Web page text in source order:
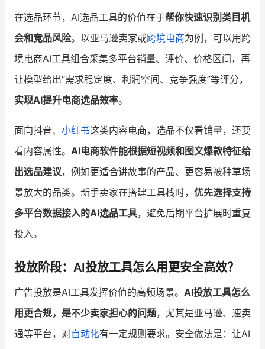
在选品环节，AI选品工具的价值在于帮你快速识别类目机
会和竞品风险。以亚马逊卖家或跨境电商为例，可以用跨
境电商AI工具组合采集多平台销量、评价、价格区间，再
让模型给出“需求稳定度、利润空间、竞争强度”等评分，
实现AI提升电商选品效率。
面向抖音、 小红书这类内容电商，选品不仅看销量，还要
看内容属性。 AI电商软件能根据短视频和图文爆款特征给
出选品建议，例如更适合讲故事的产品、更容易被种草场
景放大的品类。新手卖家在搭建工具栈时， 优先选择支持
多平台数据接入的AI选品工具，避免后期平台扩展时重复
投入。
投放阶段：AI投放工具怎么用更安全高效？
广告投放是AI工具发挥价值的高频场景。 AI投放工具怎么
用更合规，是不少卖家担心的问题，尤其是亚马逊、速卖
通等平台，对自动化有一定规则要求。安全做法是：让AI